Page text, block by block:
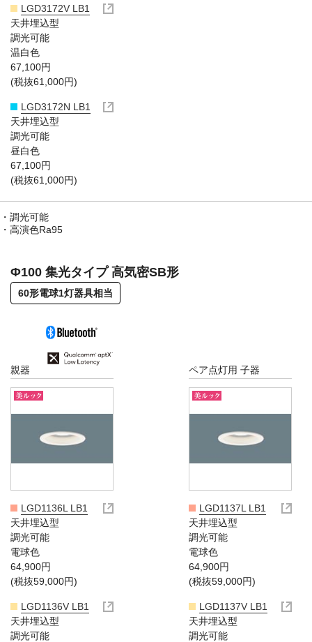
LGD3172V LB1
天井埋込型
調光可能
温白色
67,100円
(税抜61,000円)
LGD3172N LB1
天井埋込型
調光可能
昼白色
67,100円
(税抜61,000円)
調光可能
高演色Ra95
Φ100 集光タイプ 高気密SB形
60形電球1灯器具相当
親器
LGD1136L LB1
天井埋込型
調光可能
電球色
64,900円
(税抜59,000円)
LGD1136V LB1
天井埋込型
調光可能
ペア点灯用 子器
LGD1137L LB1
天井埋込型
調光可能
電球色
64,900円
(税抜59,000円)
LGD1137V LB1
天井埋込型
調光可能